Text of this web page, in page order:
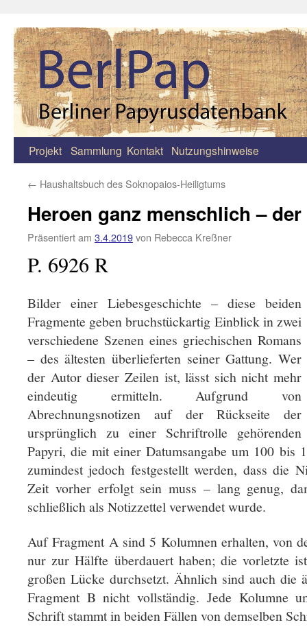
Zum
Projekt Sammlung Kontakt Nutzungshinweise
← Haushaltsbuch des Soknopaios-Heiligtums
Heroen ganz menschlich –
Präsentiert am 3.4.2019von Rebecca Kreßner
P. 6926 R
Bilder einer Liebesgeschichte – diese beiden
Fragmente geben bruchstückartig Einblick in zwei
verschiedene Szenen eines griechischen Romans
– des ältesten überlieferten seiner Gattung. Wer
der Autor dieser Zeilen ist, lässt sich nicht mehr
eindeutig ermitteln. Aufgrund von
Abrechnungsnotizen auf der Rückseite der
ursprünglich zu einer Schriftrolle gehörenden
Papyri, die mit einer Datumsangabe um 100 bis
zumindest jedoch festgestellt werden, dass die
Zeit vorher erfolgt sein muss – lang genug,
schließlich als Notizzettel verwendet wurde.
Auf Fragment A sind 5 Kolumnen erhalten, von
nur zur Hälfte überdauert haben; die vorletzte
großen Lücke durchsetzt. Ähnlich sind auch die
Fragment B nicht vollständig. Jede Kolumne
Schrift stammt in beiden Fällen von demselben